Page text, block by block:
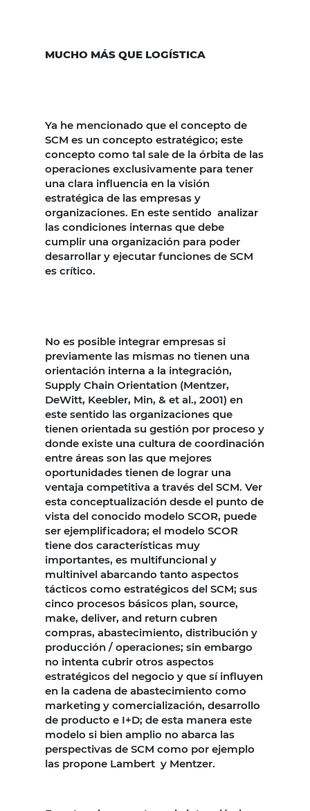
MUCHO MÁS QUE LOGÍSTICA
Ya he mencionado que el concepto de
SCM es un concepto estratégico; este
concepto como tal sale de la órbita de las
operaciones exclusivamente para tener
una clara influencia en la visión
estratégica de las empresas y
organizaciones. En este sentido analizar
las condiciones internas que debe
cumplir una organización para poder
desarrollar y ejecutar funciones de SCM
es crítico.
No es posible integrar empresas si
previamente las mismas no tienen una
orientación interna a la integración,
Supply Chain Orientation (Mentzer,
DeWitt, Keebler, Min, & et al., 2001) en
este sentido las organizaciones que
tienen orientada su gestión por proceso y
donde existe una cultura de coordinación
entre áreas son las que mejores
oportunidades tienen de lograr una
ventaja competitiva a través del SCM. Ver
esta conceptualización desde el punto de
vista del conocido modelo SCOR, puede
ser ejemplificadora; el modelo SCOR
tiene dos características muy
importantes, es multifuncional y
multinivel abarcando tanto aspectos
tácticos como estratégicos del SCM; sus
cinco procesos básicos plan, source,
make, deliver, and return cubren
compras, abastecimiento, distribución y
producción / operaciones; sin embargo
no intenta cubrir otros aspectos
estratégicos del negocio y que sí influyen
en la cadena de abastecimiento como
marketing y comercialización, desarrollo
de producto e I+D; de esta manera este
modelo si bien amplio no abarca las
perspectivas de SCM como por ejemplo
las propone Lambert y Mentzer.